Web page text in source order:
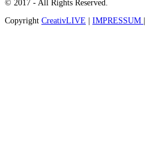
© 2017 - All Rights Reserved.
Copyright CreativLIVE IMPRESSUM